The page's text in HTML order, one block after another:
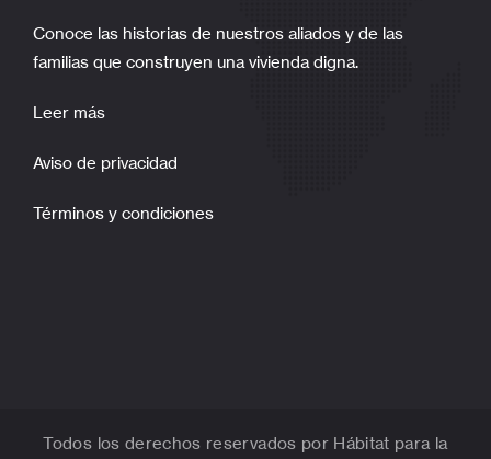
Conoce las historias de nuestros aliados y de las
familias que construyen una vivienda digna.
Leer más
Aviso de privacidad
Términos y condiciones
Todos los derechos reservados por Hábitat para la